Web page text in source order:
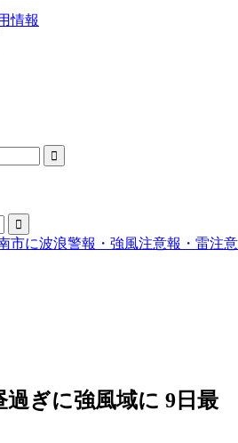
情報
市に波浪警報・強風注意報・雷注意
過ぎに強風域に 9日最